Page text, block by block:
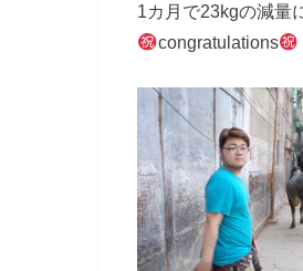
1カ月で23kgの減量
congratulations